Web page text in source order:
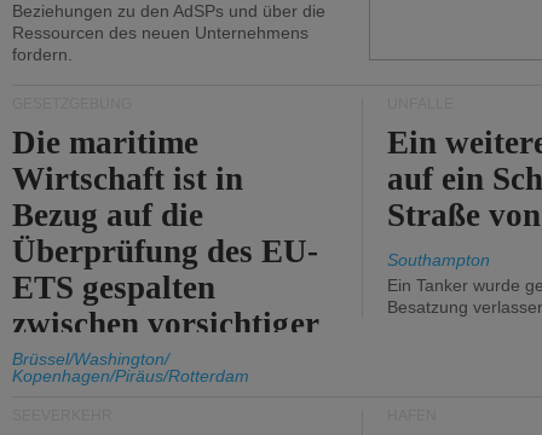
Beziehungen zu den AdSPs und über die
Ressourcen des neuen Unternehmens
fordern.
Die maritime
Wirtschaft ist in
Bezug auf die
Überprüfung des EU-
ETS gespalten
zwischen vorsichtiger
Unterstützung und
Kritik.
Brüssel/Washington/
Kopenhagen/Piräus/Rotterdam
Ein
auf ein
Straße
Southampton
Ein Tanker wurde
Besatzung